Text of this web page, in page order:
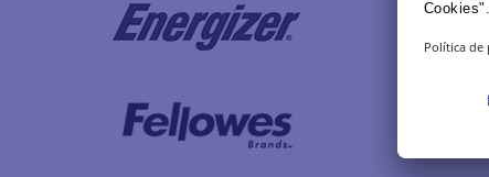
2,25 EUR